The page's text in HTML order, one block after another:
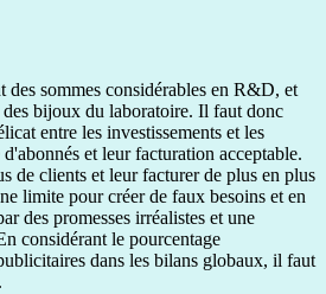
des sommes considérables en R&D, et
bijoux du laboratoire. Il faut donc
entre les investissements et les
et leur facturation acceptable.
de clients et leur facturer de plus en plus
limite pour créer de faux besoins et en
des promesses irréalistes et une
considérant le pourcentage
dans les bilans globaux, il faut